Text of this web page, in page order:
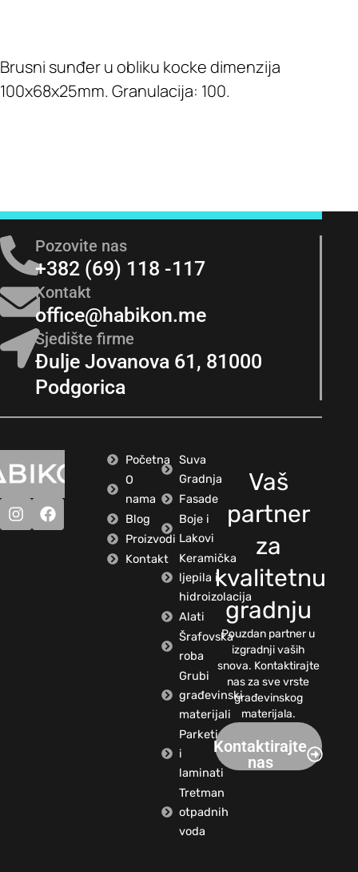
Brusni sunđer u obliku kocke dimenzija
100x68x25mm. Granulacija: 100.
Pozovite nas
+382 (69) 118 -117
Kontakt
office@habikon.me
Sjedište firme
Đulje Jovanova 61, 81000
Podgorica
Početna
O
nama
Blog
Proizvodi
Kontakt
Suva
Gradnja
Fasade
Boje i
Lakovi
Keramička
ljepila i
hidroizolacija
Alati
Šrafovska
roba
Grubi
građevinski
materijali
Parketi
i
laminati
Tretman
otpadnih
voda
Vaš
partner
za
kvalitetnu
gradnju
Pouzdan partner u
izgradnji vaših
snova. Kontaktirajte
nas za sve vrste
građevinskog
materijala.
Kontaktirajte
nas